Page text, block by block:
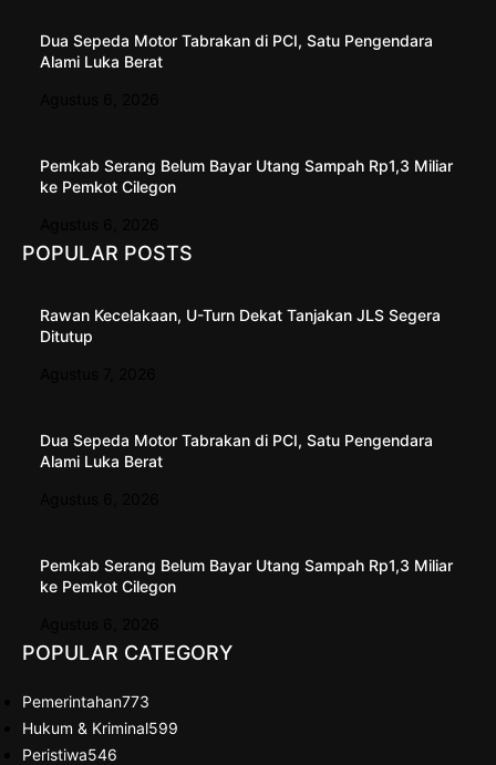
Dua Sepeda Motor Tabrakan di PCI, Satu Pengendara
Alami Luka Berat
Pemkab Serang Belum Bayar Utang Sampah Rp1,3 Miliar
ke Pemkot Cilegon
POPULAR POSTS
Rawan Kecelakaan, U-Turn Dekat Tanjakan JLS Segera
Ditutup
Dua Sepeda Motor Tabrakan di PCI, Satu Pengendara
Alami Luka Berat
Pemkab Serang Belum Bayar Utang Sampah Rp1,3 Miliar
ke Pemkot Cilegon
POPULAR CATEGORY
Pemerintahan773
Hukum & Kriminal599
Peristiwa546